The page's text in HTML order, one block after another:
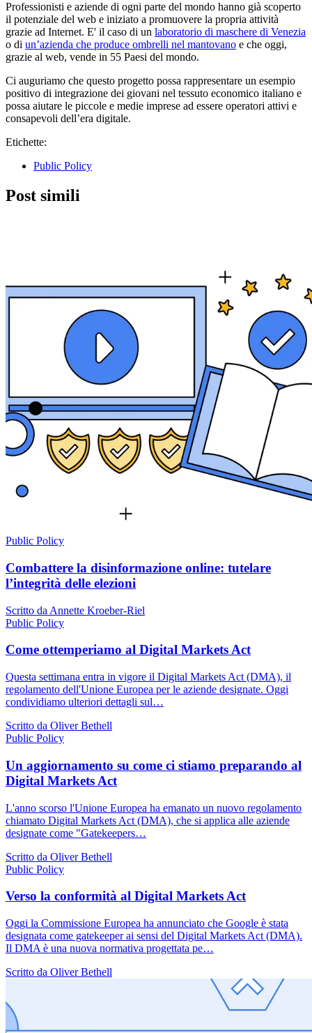
Professionisti e aziende di ogni parte del mondo hanno già scoperto
il potenziale del web e iniziato a promuovere la propria attività
grazie ad Internet. E' il caso di un laboratorio di maschere di Venezia
o di un’azienda che produce ombrelli nel mantovano e che oggi,
grazie al web, vende in 55 Paesi del mondo.
Ci auguriamo che questo progetto possa rappresentare un esempio
positivo di integrazione dei giovani nel tessuto economico italiano e
possa aiutare le piccole e medie imprese ad essere operatori attivi e
consapevoli dell’era digitale.
Etichette:
Public Policy
Post simili
Public Policy
Combattere la disinformazione online: tutelare
l’integrità delle elezioni
Scritto da Annette Kroeber-Riel
Public Policy
Come ottemperiamo al Digital Markets Act
Questa settimana entra in vigore il Digital Markets Act (DMA), il
regolamento dell'Unione Europea per le aziende designate. Oggi
condividiamo ulteriori dettagli sul…
Scritto da Oliver Bethell
Public Policy
Un aggiornamento su come ci stiamo preparando al
Digital Markets Act
L'anno scorso l'Unione Europea ha emanato un nuovo regolamento
chiamato Digital Markets Act (DMA), che si applica alle aziende
designate come "Gatekeepers…
Scritto da Oliver Bethell
Public Policy
Verso la conformità al Digital Markets Act
Oggi la Commissione Europea ha annunciato che Google è stata
designata come gatekeeper ai sensi del Digital Markets Act (DMA).
Il DMA è una nuova normativa progettata pe…
Scritto da Oliver Bethell